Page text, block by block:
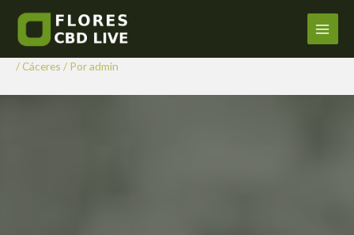
contenido
Main
Comprar Flores CBD en
Almaraz
/Cáceres / Poradmin